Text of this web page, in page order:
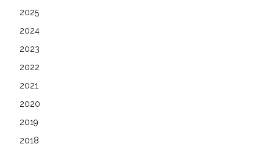
2025
2024
2023
2022
2021
2020
2019
2018